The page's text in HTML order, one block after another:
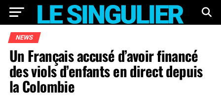
NEWS
Un Français accusé d’avoir financé
des viols d’enfants en direct depuis
la Colombie